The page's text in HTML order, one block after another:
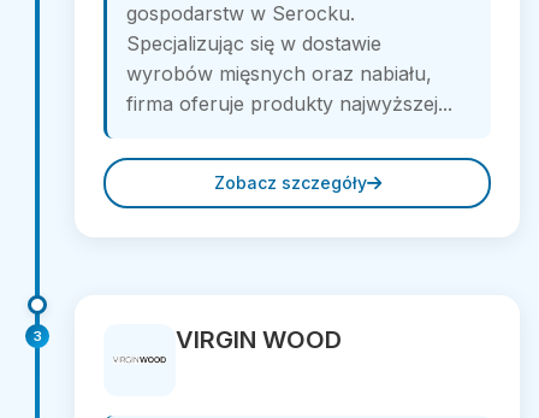
gospodarstw w Serocku.
Specjalizując się w dostawie
wyrobów mięsnych oraz nabiału,
firma oferuje produkty najwyższej...
Zobacz szczegóły
3 VIRGIN WOOD